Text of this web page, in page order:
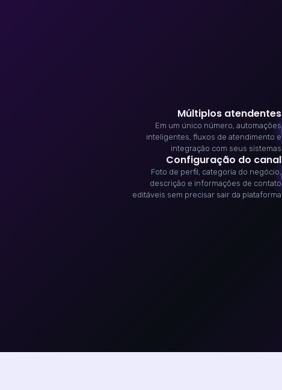
Múltiplos atendentes
Em um único número, automações
inteligentes, fluxos de atendimento e
integração com seus sistemas
Configuração do canal
Foto de perfil, categoria do negócio,
descrição e informações de contato
editáveis sem precisar sair da plataforma